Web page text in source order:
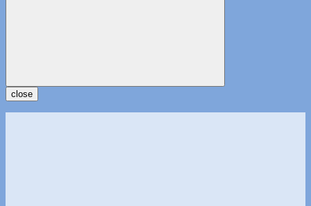
close